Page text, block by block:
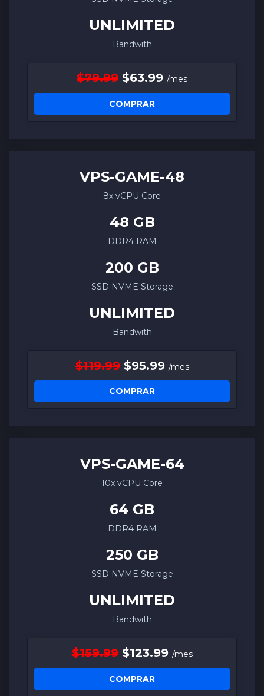
UNLIMITED
Bandwith
$79.99 $63.99 /mes
COMPRAR
VPS-GAME-48
8x vCPU Core
48 GB
DDR4 RAM
200 GB
SSD NVME Storage
UNLIMITED
Bandwith
$119.99$95.99 /mes
COMPRAR
VPS-GAME-64
10x vCPU Core
64 GB
DDR4 RAM
250 GB
SSD NVME Storage
UNLIMITED
Bandwith
$159.99$123.99 /mes
COMPRAR